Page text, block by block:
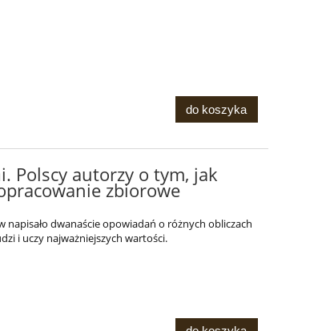
do koszyka
Polscy autorzy o tym, jak
zbiorowe
dwanaście opowiadań o różnych obliczach
i uczy najważniejszych wartości.